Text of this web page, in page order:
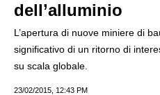
dell’alluminio
L’apertura di nuove miniere di
significativo di un ritorno di
su scala globale.
23/02/2015, 12:43 PM